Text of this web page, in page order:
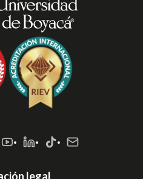
legal